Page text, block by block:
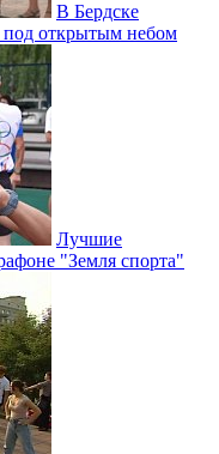
В Бердске
под открытым небом
Лучшие
"Земля спорта"